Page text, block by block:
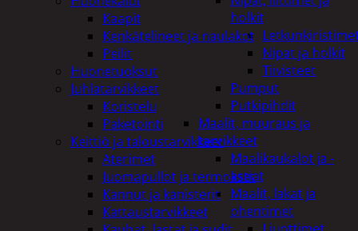
holkit
Nipat ja holkit
Tiivisteet
Pumput
Putkipihdit
Maalit, muuraus ja
tarvikkeet
Maalikaukalot ja -
astiat
Maalit, lakat ja
ohentimet
Kaapit
Kenkätelineet ja naulakot
Peilit
Huonetuoksut
Juhlatarvikkeet
Koristelu
Paketointi
Keittiö ja taloustarvikkeet
Aterimet
Juomapullot ja termokset
Kannut ja kanisterit
Kattaustarvikkeet